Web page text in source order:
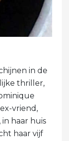
in de
thriller,
vriend,
in haar huis
haar vijf